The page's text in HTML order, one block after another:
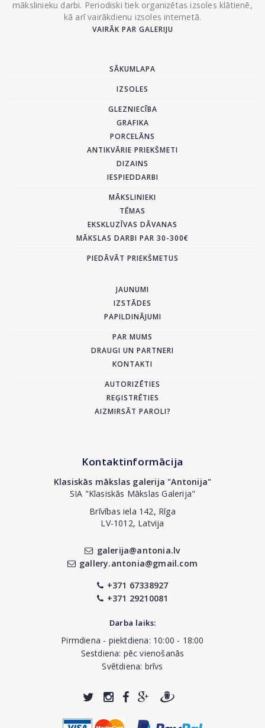
mākslinieku darbi. Periodiski tiek organizētas izsoles klātienē,
kā arī vairākdienu izsoles internetā.
VAIRĀK PAR GALERIJU
SĀKUMLAPA
IZSOLES
GLEZNIECĪBA
GRAFIKA
PORCELĀNS
ANTIKVĀRIE PRIEKŠMETI
DIZAINS
IESPIEDDARBI
MĀKSLINIEKI
TĒMAS
EKSKLUZĪVAS DĀVANAS
MĀKSLAS DARBI PAR 30-300€
PIEDĀVĀT PRIEKŠMETUS
JAUNUMI
IZSTĀDES
PAPILDINĀJUMI
PAR MUMS
DRAUGI UN PARTNERI
KONTAKTI
AUTORIZĒTIES
REĢISTRĒTIES
AIZMIRSĀT PAROLI?
Kontaktinformācija
Klasiskās mākslas galerija "Antonija"
SIA "Klasiskās Mākslas Galerija"
Brīvības iela 142, Rīga
LV-1012, Latvija
galerija@antonia.lv
gallery.antonia@gmail.com
+371 67338927
+371 29210081
Darba laiks:
Pirmdiena - piektdiena: 10:00 - 18:00
Sestdiena: pēc vienošanās
Svētdiena: brīvs